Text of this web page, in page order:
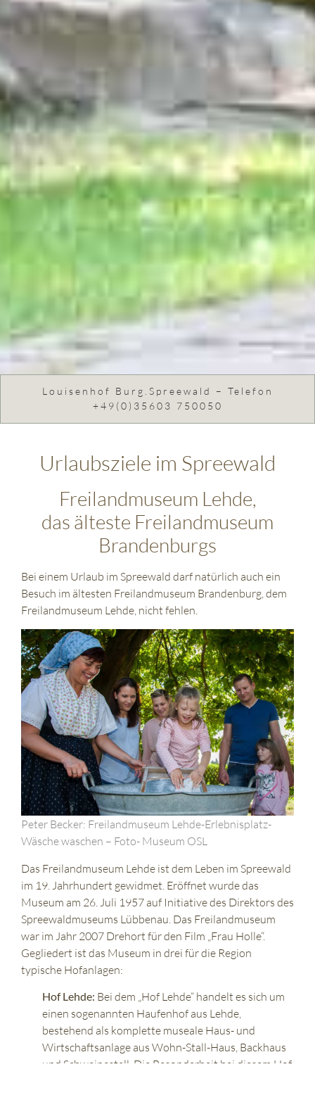
Louisenhof Burg.Spreewald – Telefon
+49(0)35603 750050
Urlaubsziele im Spreewald
Freilandmuseum Lehde,
das älteste Freilandmuseum
Brandenburgs
Bei einem Urlaub im Spreewald darf natürlich auch ein
Besuch im ältesten Freilandmuseum Brandenburg, dem
Freilandmuseum Lehde, nicht fehlen.
Peter Becker: Freilandmuseum Lehde-Erlebnisplatz-
Wäsche waschen – Foto- Museum OSL
Das Freilandmuseum Lehde ist dem Leben im Spreewald
im 19. Jahrhundert gewidmet. Eröffnet wurde das
Museum am 26. Juli 1957 auf Initiative des Direktors des
Spreewaldmuseums Lübbenau. Das Freilandmuseum
war im Jahr 2007 Drehort für den Film „Frau Holle“.
Gegliedert ist das Museum in drei für die Region
typische Hofanlagen:
Hof Lehde: Bei dem „Hof Lehde“ handelt es sich um
einen sogenannten Haufenhof aus Lehde,
bestehend als komplette museale Haus- und
Wirtschaftsanlage aus Wohn-Stall-Haus, Backhaus
und Schweinestall. Die Besonderheit bei diesem Hof